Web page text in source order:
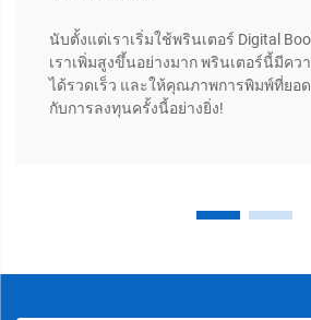
นับตั้งแต่เราเริ่มใช้พรินเตอร์ Digital
เราเพิ่มสูงขึ้นอย่างมาก พรินเตอร์นี้มีคว
ได้รวดเร็ว และให้คุณภาพการพิมพ์ที่ยอด
กับการลงทุนครั้งนี้อย่างยิ่ง!